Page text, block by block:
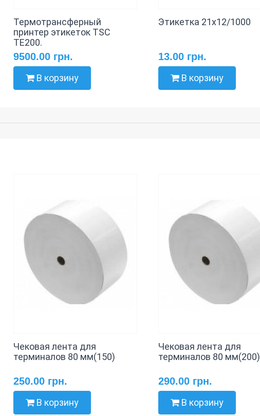
Термотрансферный
принтер этикеток TSC
TE200.
9500.00 грн.
В корзину
Этикетка 21х12/1000
13.00 грн.
В корзину
Чековая лента для
терминалов 80 мм(150)
250.00 грн.
В корзину
Чековая лента для
терминалов 80 мм(200)
290.00 грн.
В корзину